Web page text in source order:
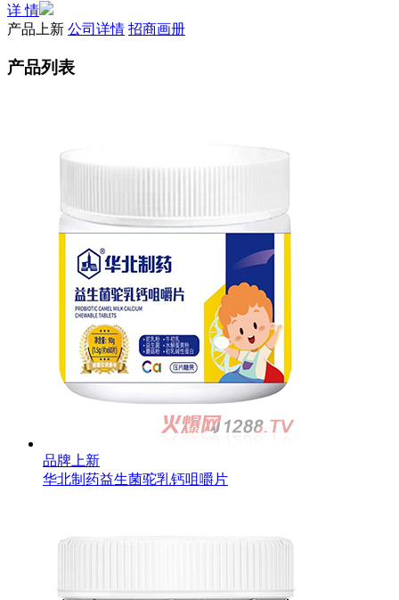
详 情
产品上新 公司详情 招商画册
产品列表
品牌上新
华北制药益生菌驼乳钙咀嚼片